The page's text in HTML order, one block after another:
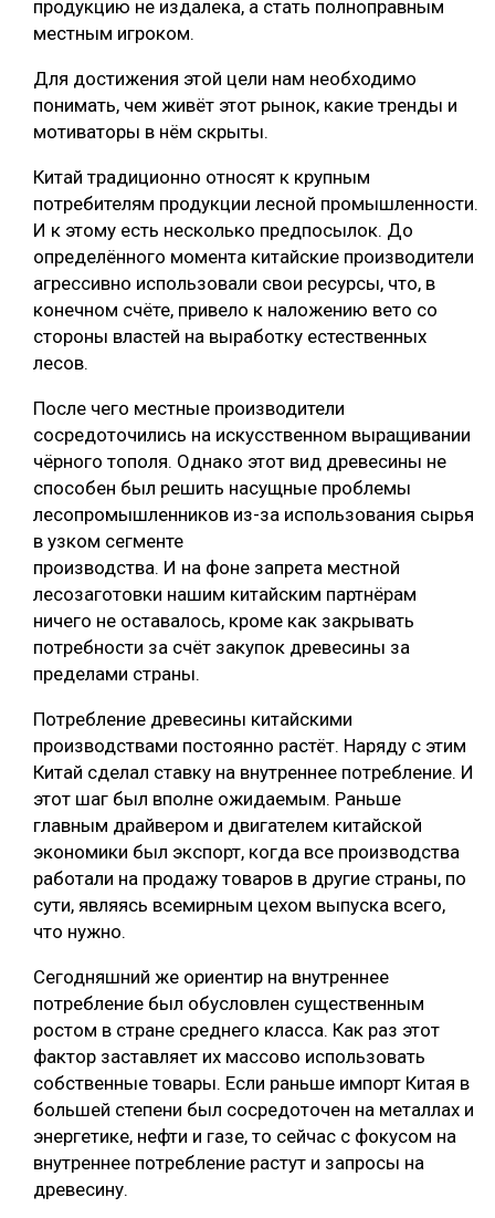
продукцию не издалека, а стать полноправным
местным игроком.
Для достижения этой цели нам необходимо
понимать, чем живёт этот рынок, какие тренды и
мотиваторы в нём скрыты.
Китай традиционно относят к крупным
потребителям продукции лесной промышленности.
И к этому есть несколько предпосылок. До
определённого момента китайские производители
агрессивно использовали свои ресурсы, что, в
конечном счёте, привело к наложению вето со
стороны властей на выработку естественных
лесов.
После чего местные производители
сосредоточились на искусственном выращивании
чёрного тополя. Однако этот вид древесины не
способен был решить насущные проблемы
лесопромышленников из-за использования сырья
в узком сегменте
производства. И на фоне запрета местной
лесозаготовки нашим китайским партнёрам
ничего не оставалось, кроме как закрывать
потребности за счёт закупок древесины за
пределами страны.
Потребление древесины китайскими
производствами постоянно растёт. Наряду с этим
Китай сделал ставку на внутреннее потребление. И
этот шаг был вполне ожидаемым. Раньше
главным драйвером и двигателем китайской
экономики был экспорт, когда все производства
работали на продажу товаров в другие страны, по
сути, являясь всемирным цехом выпуска всего,
что нужно.
Сегодняшний же ориентир на внутреннее
потребление был обусловлен существенным
ростом в стране среднего класса. Как раз этот
фактор заставляет их массово использовать
собственные товары. Если раньше импорт Китая в
большей степени был сосредоточен на металлах и
энергетике, нефти и газе, то сейчас с фокусом на
внутреннее потребление растут и запросы на
древесину.